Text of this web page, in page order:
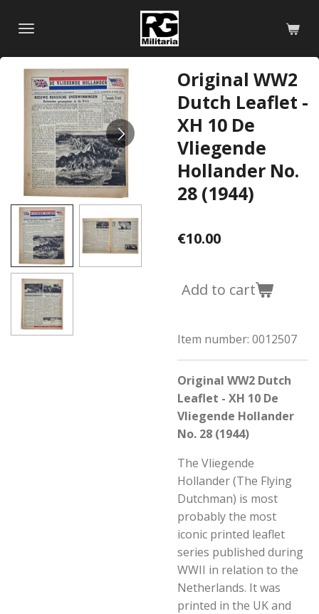
content
Original WW2
Dutch Leaflet -
XH 10 De
Vliegende
Hollander No.
28 (1944)
€10.00
Add to cart
Item number: 0012507
Original WW2 Dutch
Leaflet - XH 10 De
Vliegende Hollander
No. 28 (1944)
The Vliegende
Hollander (The Flying
Dutchman) is most
probably the most
iconic printed leaflet
series published during
WWII in relation to the
Netherlands. It was
printed in the UK and